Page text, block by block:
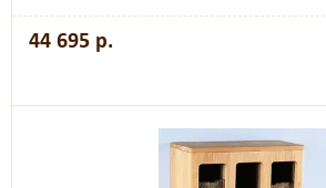
44 695 р.